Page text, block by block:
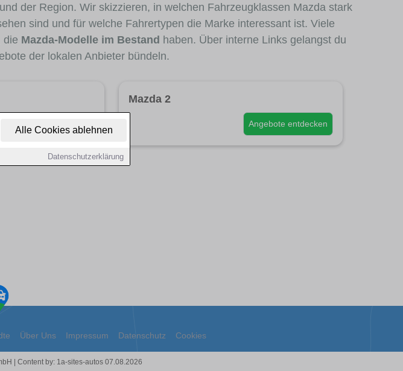
Alle Cookies ablehnen
Datenschutzerklärung
der Region. Wir skizzieren, in welchen Fahrzeugklassen Mazda stark
sind und für welche Fahrertypen die Marke interessant ist. Viele
die Mazda-Modelle im Bestand haben. Über interne Links gelangst du
der lokalen Anbieter bündeln.
Mazda 2
Angebote entdecken
Über Uns Impressum Datenschutz Cookies
| Content by: 1a-sites-autos 07.08.2026